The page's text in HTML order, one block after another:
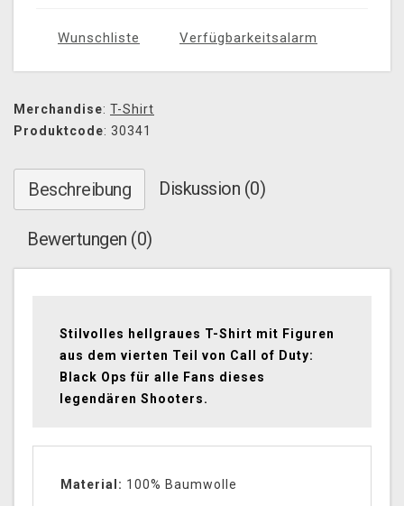
Wunschliste Verfügbarkeitsalarm
Merchandise: T-Shirt
Produktcode: 30341
Beschreibung Diskussion (0)
Bewertungen (0)
Stilvolles hellgraues T-Shirt mit Figuren
aus dem vierten Teil von Call of Duty:
Black Ops für alle Fans dieses
legendären Shooters.
Material: 100% Baumwolle